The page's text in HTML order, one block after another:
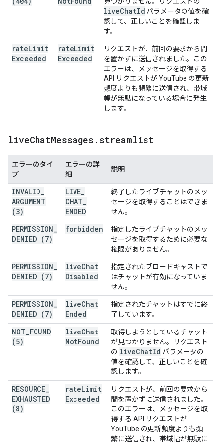
liveChatId パラメータの値を確
認して、正しいことを確認しま
す。
rateLimit
Exceeded
rateLimit
Exceeded
リクエストが、前回の要求から間
を置かずに送信されました。この
エラーは、メッセージを取得する
API リクエストが YouTube の更新
頻度よりも頻繁に送信され、帯域
幅が無駄になっている場合に発生
します。
liveChatMessages . streamlist
エラーのタイ
プ
エラーの詳
細
説明
INVALID
ARGUMENT
(3)
LIVE
CHAT
ENDED
終了したライブチャットのメッ
セージを取得することはできま
せん。
PERMISSION
DENIED (7)
forbidden
指定したライブチャットのメッ
セージを取得するために必要な
権限がありません。
PERMISSION
DENIED (7)
liveChat
Disabled
指定されたブロードキャストで
はチャットが有効になっていま
せん。
PERMISSION
DENIED (7)
liveChat
Ended
指定されたチャットはすでに終
了しています。
NOT FOUND
(5)
liveChat
NotFound
取得しようとしているチャット
が見つかりません。リクエスト
の liveChatId パラメータの
値を確認して、正しいことを確
認します。
RESOURCE
EXHAUSTED
(8)
rateLimit
Exceeded
リクエストが、前回の要求から
間を置かずに送信されました。
このエラーは、メッセージを取
得する API リクエストが
YouTube の更新頻度よりも頻
繁に送信され、帯域幅が無駄に